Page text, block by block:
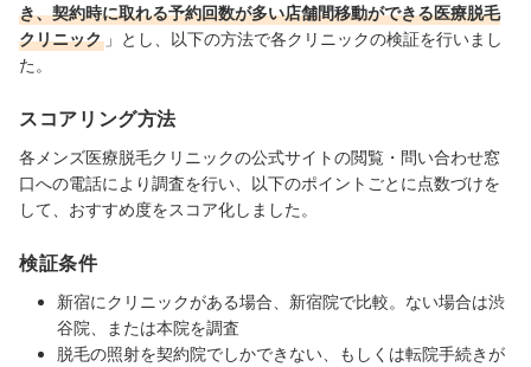
き、契約時に取れる予約回数が多い店舗間移動ができる医療脱毛
クリニック 」とし、以下の方法で各クリニックの検証を行いまし
た。
スコアリング方法
各メンズ医療脱毛クリニックの公式サイトの閲覧・問い合わせ窓
口への電話により調査を行い、以下のポイントごとに点数づけを
して、おすすめ度をスコア化しました。
検証条件
新宿にクリニックがある場合、新宿院で比較。ない場合は渋
谷院、または本院を調査
脱毛の照射を契約院でしかできない、もしくは転院手続きが